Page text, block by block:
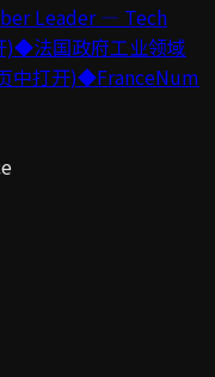
Leader — Tech
)◆法国政府工业领域
中打开)◆FranceNum